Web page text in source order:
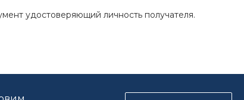
удостоверяющий личность получателя.